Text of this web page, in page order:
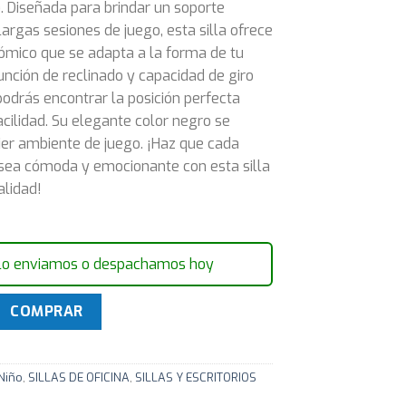
Diseñada para brindar un soporte
sesiones de juego, esta silla ofrece
que se adapta a la forma de tu
de reclinado y capacidad de giro
encontrar la posición perfecta
Su elegante color negro se
ambiente de juego. ¡Haz que cada
cómoda y emocionante con esta silla
enviamos o despachamos hoy
Reclinable Giratorias 360 grados - Negro cantidad
COMPRAR
, SILLAS DE OFICINA, SILLAS Y ESCRITORIOS